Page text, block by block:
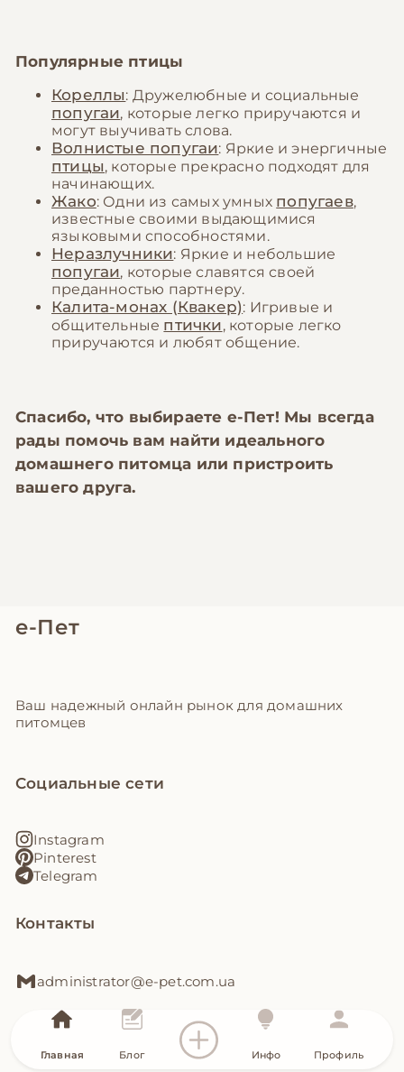
Популярные птицы
Кореллы: Дружелюбные и социальные
попугаи, которые легко приручаются и
могут выучивать слова.
Волнистые попугаи: Яркие и энергичные
птицы, которые прекрасно подходят для
начинающих.
Жако: Одни из самых умных попугаев,
известные своими выдающимися
языковыми способностями.
Неразлучники: Яркие и небольшие
попугаи, которые славятся своей
преданностью партнеру.
Калита-монах (Квакер): Игривые и
общительные птички, которые легко
приручаются и любят общение.
Спасибо, что выбираете е-Пет! Мы всегда
рады помочь вам найти идеального
домашнего питомца или пристроить
вашего друга.
е-Пет
Ваш надежный онлайн рынок для домашних
питомцев
Социальные сети
Instagram
Pinterest
Telegram
Контакты
administrator@e-pet.com.ua
Ссылки
Главная Блог Инфо Профиль